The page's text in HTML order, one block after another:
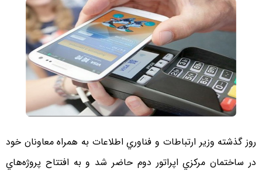
روز گذشته وزير ارتباطات و فناوري اطلاعات به همراه معاونان خود
در ساختمان مركزي اپراتور دوم حاضر شد و به افتتاح پروژه‌هاي